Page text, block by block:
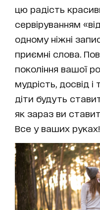
цю радість
сервіруванням
одному ніжні
приємні слова.
покоління вашої
мудрість, досвід
діти будуть
як зараз ви
Все у ваших руках!